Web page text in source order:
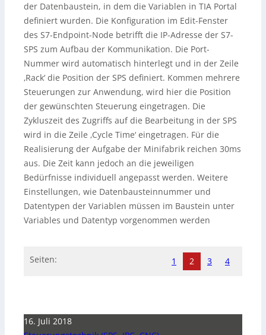
der Datenbaustein, in dem die Variablen in TIA Portal
definiert wurden. Die Konfiguration im Edit-Fenster
des S7-Endpoint-Node betrifft die IP-Adresse der S7-
SPS zum Aufbau der Kommunikation. Die Port-
Nummer wird automatisch hinterlegt und in der Zeile
‚Rack‘ die Position der SPS definiert. Kommen mehrere
Steuerungen zur Anwendung, wird hier die Position
der gewünschten Steuerung eingetragen. Die
Zykluszeit des Zugriffs auf die Bearbeitung in der SPS
wird in die Zeile ‚Cycle Time‘ eingetragen. Für die
Realisierung der Aufgabe der Minifabrik reichen 30ms
aus. Die Zeit kann jedoch an die jeweiligen
Bedürfnisse individuell angepasst werden. Weitere
Einstellungen, wie Datenbausteinnummer und
Datentypen der Variablen müssen im Baustein unter
Variables und Datentyp vorgenommen werden
Seiten: 1 2 3 4
16. Juli 2018